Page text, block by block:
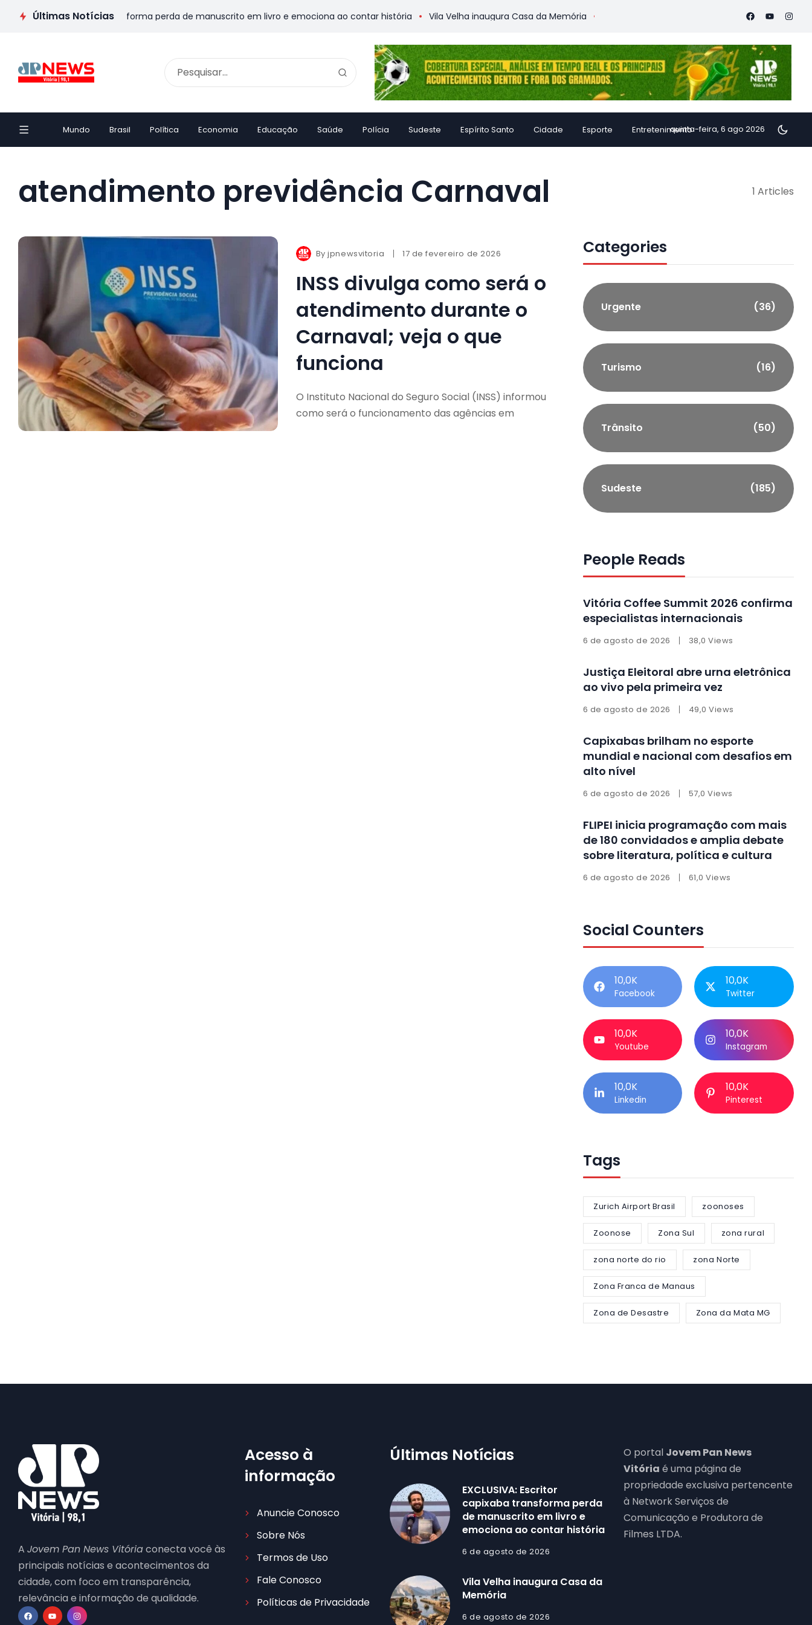
Últimas Notícias
Escritor capixaba transforma perda de manuscrito em livro e emociona ao contar história Vila Velha inaugura Casa da Memória Vitória Coffee Summit 2026 confirma especialistas
Mundo Brasil Política Economia Educação Saúde Polícia Sudeste Espírito Santo Cidade Esporte Entretenimentoquinta-feira, 6 ago 2026
atendimento previdência Carnaval 1 Articles
Byjpnewsvitoria 17 de fevereiro de 2026
INSS divulga como será o
atendimento durante o
Carnaval; veja o que
funciona
O Instituto Nacional do Seguro Social (INSS) informou
como será o funcionamento das agências em
Categories
Urgente (36)
Turismo (16)
Trânsito (50)
Sudeste (185)
People Reads
Vitória Coffee Summit 2026 confirma
especialistas internacionais
6 de agosto de 2026 38,0 Views
Justiça Eleitoral abre urna eletrônica
ao vivo pela primeira vez
6 de agosto de 2026 49,0 Views
Capixabas brilham no esporte
mundial e nacional com desafios em
alto nível
6 de agosto de 2026 57,0 Views
FLIPEI inicia programação com mais
de 180 convidados e amplia debate
sobre literatura, política e cultura
6 de agosto de 2026 61,0 Views
Social Counters
10,0K
Facebook
10,0K
Twitter
10,0K
Youtube
10,0K
Instagram
10,0K
Linkedin
10,0K
Pinterest
Tags
Zurich Airport Brasil zoonoses
Zoonose Zona Sul zona rural
zona norte do rio zona Norte
Zona Franca de Manaus
Zona de Desastre Zona da Mata MG
A Jovem Pan News Vitóriaconecta você às
principais notícias e acontecimentos da
cidade, com foco em transparência,
relevância e informação de qualidade.
Acesso à
informação
Anuncie Conosco
Sobre Nós
Termos de Uso
Fale Conosco
Políticas de Privacidade
Últimas Notícias
EXCLUSIVA: Escritor
capixaba transforma perda
de manuscrito em livro e
emociona ao contar história
6 de agosto de 2026
Vila Velha inaugura Casa da
Memória
6 de agosto de 2026
O portal Jovem Pan News
Vitória é uma página de
propriedade exclusiva pertencente
à Network Serviços de
Comunicação e Produtora de
Filmes LTDA.